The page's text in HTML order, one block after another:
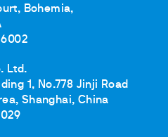
Bohemia,
6002
Ltd.
1, No.778 Jinji Road
Shanghai, China